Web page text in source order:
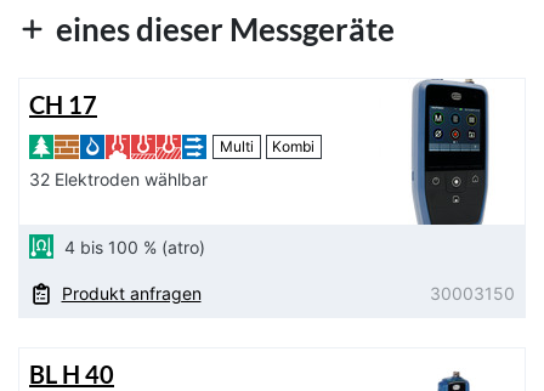
eines dieser Messgeräte
CH 17
Multi Kombi
32 Elektroden wählbar
4 bis 100 % (atro)
Produkt anfragen 30003150
BL H 40